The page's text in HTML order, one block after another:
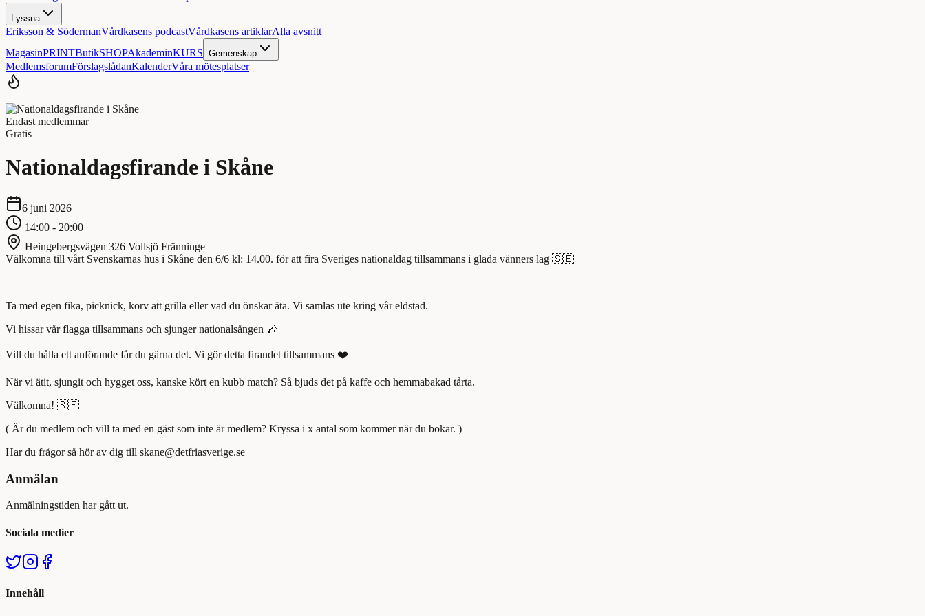
Lyssna
Eriksson & SödermanVårdkasens podcastVårdkasens artiklarAlla avsnitt
MagasinPRINTButikSHOPAkademinKURS Gemenskap
MedlemsforumFörslagslådanKalenderVåra mötesplatser
Endast medlemmar
Gratis
Nationaldagsfirande i Skåne
6 juni 2026
14:00 - 20:00
Heingebergsvägen 326 Vollsjö Fränninge
Välkomna till vårt Svenskarnas hus i Skåne den 6/6 kl: 14.00. för att fira Sveriges nationaldag tillsammans i glada vänners lag 🇸🇪
Ta med egen fika, picknick, korv att grilla eller vad du önskar äta. Vi samlas ute kring vår eldstad.
Vi hissar vår flagga tillsammans och sjunger nationalsången 🎶
Vill du hålla ett anförande får du gärna det. Vi gör detta firandet tillsammans ❤️
När vi ätit, sjungit och hygget oss, kanske kört en kubb match? Så bjuds det på kaffe och hemmabakad tårta.
Välkomna! 🇸🇪
( Är du medlem och vill ta med en gäst som inte är medlem? Kryssa i x antal som kommer när du bokar. )
Har du frågor så hör av dig till skane@detfriasverige.se
Anmälan
Anmälningstiden har gått ut.
Sociala medier
Innehåll